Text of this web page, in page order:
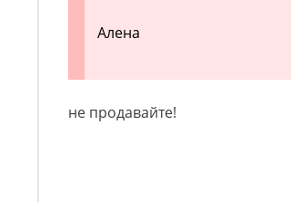
Алена
не продавайте!